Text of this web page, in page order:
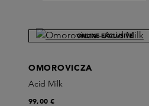
ONLINE EXCLUSIVE
OMOROVICZA
Acid Milk
99,00 €